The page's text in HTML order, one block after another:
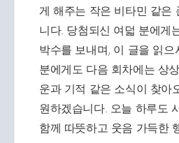
게 해주는 작은 비타민 같은
니다. 당첨되신 여덟 분에게
박수를 보내며, 이 글을 읽
분에게도 다음 회차에는 상
운과 기적 같은 소식이 찾아
원하겠습니다. 오늘 하루도
함께 따뜻하고 웃음 가득한